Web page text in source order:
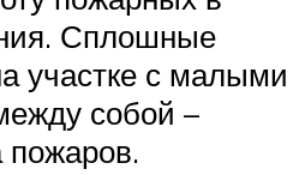
Сплошные
участке с малыми
собой –
пожаров.